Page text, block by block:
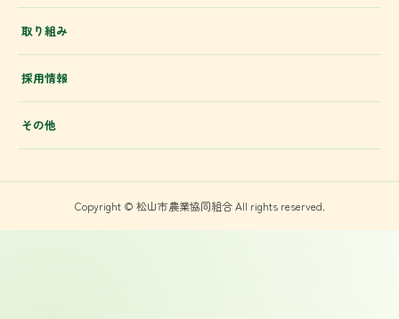
取り組み
採用情報
その他
Copyright © 松山市農業協同組合 All rights reserved.